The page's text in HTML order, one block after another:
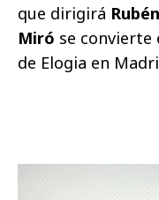
que dirigirá
Miró se convierte
de Elogia en